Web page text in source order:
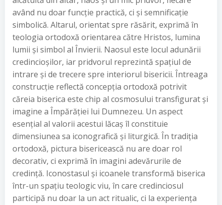
având nu doar funcție practică, ci și semnificație
simbolică. Altarul, orientat spre răsărit, exprimă în
teologia ortodoxă orientarea către Hristos, lumina
lumii și simbol al Învierii. Naosul este locul adunării
credincioșilor, iar pridvorul reprezintă spațiul de
intrare și de trecere spre interiorul bisericii. Întreaga
construcție reflectă concepția ortodoxă potrivit
căreia biserica este chip al cosmosului transfigurat și
imagine a Împărăției lui Dumnezeu. Un aspect
esențial al valorii acestui lăcaș îl constituie
dimensiunea sa iconografică și liturgică. În tradiția
ortodoxă, pictura bisericească nu are doar rol
decorativ, ci exprimă în imagini adevărurile de
credință. Iconostasul și icoanele transformă biserica
într-un spațiu teologic viu, în care credinciosul
participă nu doar la un act ritualic, ci la experiența